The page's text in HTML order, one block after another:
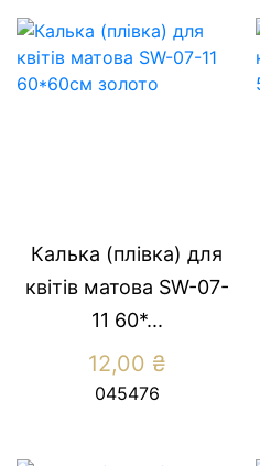
Калька (плівка) для
квітів матова SW-07-
11 60*...
12,00 ₴
045476